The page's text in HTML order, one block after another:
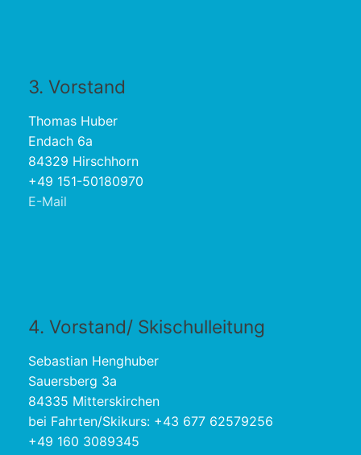
3. Vorstand
Thomas Huber
Endach 6a
84329 Hirschhorn
+49 151-50180970
E-Mail
4. Vorstand/ Skischulleitung
Sebastian Henghuber
Sauersberg 3a
84335 Mitterskirchen
bei Fahrten/Skikurs: +43 677 62579256
+49 160 3089345